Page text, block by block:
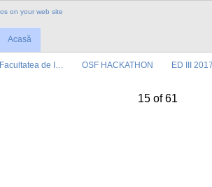
Acasă
Facultatea de I… OSF HACKATHON ED III
15 of 61